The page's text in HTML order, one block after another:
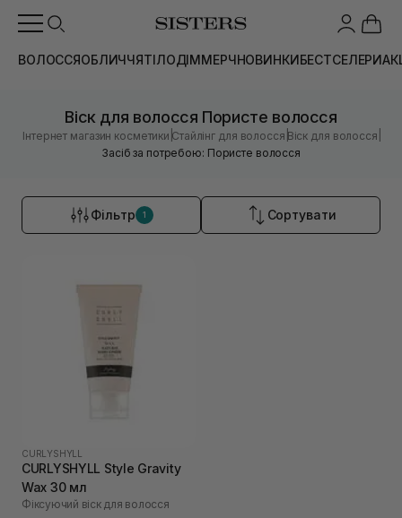
ВОЛОССЯОБЛИЧЧЯТІЛОДІММЕРЧНОВИНКИБЕСТСЕЛЕРИ
Віск для волосся Пористе волосся
Інтернет магазин косметики |Стайлінг для волосся |Віск для волосся
Засіб за потребою: Пористе волосся
Фільтр 1 Сортувати
CURLYSHYLL
CURLYSHYLL Style Gravity
Wax 30 мл
Фіксуючий віск для волосся